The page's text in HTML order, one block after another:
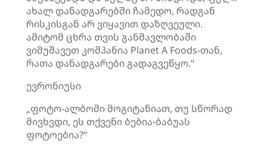
ახალ დანადგარებში ჩამედო, რადგან
რისკისგან არ ვიყავით დაზღვეული.
ამიტომ ცხრა თვის განმავლობაში
ვიმუშავეთ კომპანია Planet A Foods-თან,
რათა დანადგარები გადაგვეწყო.“
ევრონიუსი
„ფოტო-ალბომი მოგიტანიათ, თუ სწორად
მივხვდი, ეს თქვენი ბებია-ბაბუას
ფოტოებია?“